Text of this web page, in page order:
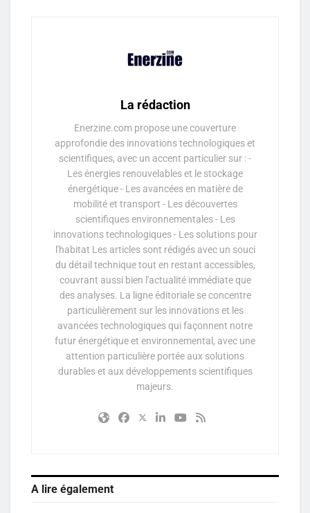
La rédaction
Enerzine.com propose une couverture
approfondie des innovations technologiques et
scientifiques, avec un accent particulier sur : -
Les énergies renouvelables et le stockage
énergétique - Les avancées en matière de
mobilité et transport - Les découvertes
scientifiques environnementales - Les
innovations technologiques - Les solutions pour
l'habitat Les articles sont rédigés avec un souci
du détail technique tout en restant accessibles,
couvrant aussi bien l'actualité immédiate que
des analyses. La ligne éditoriale se concentre
particulièrement sur les innovations et les
avancées technologiques qui façonnent notre
futur énergétique et environnemental, avec une
attention particulière portée aux solutions
durables et aux développements scientifiques
majeurs.
A lire également